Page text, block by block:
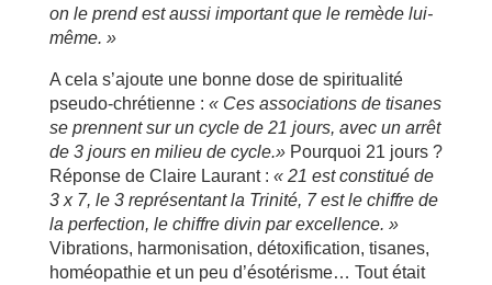
on le prend est aussi important que le remède lui-
même. »
A cela s’ajoute une bonne dose de spiritualité
pseudo-chrétienne : « Ces associations de tisanes
se prennent sur un cycle de 21 jours, avec un arrêt
de 3 jours en milieu de cycle.»Pourquoi 21 jours ?
Réponse de Claire Laurant : « 21 est constitué de
3 x 7, le 3 représentant la Trinité, 7 est le chiffre de
la perfection, le chiffre divin par excellence. »
Vibrations, harmonisation, détoxification, tisanes,
homéopathie et un peu d’ésotérisme… Tout était